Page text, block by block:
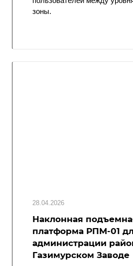
зоны.
28.04.2026
Наклонная
платформа РПМ-01
администрации
Газимурском Заводе